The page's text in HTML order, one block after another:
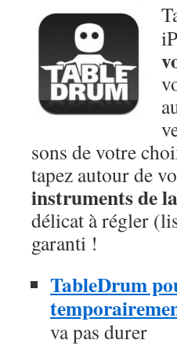
sons de votre
tapez autour de
instruments de
délicat à régler
garanti !
TableDrum
va pas durer